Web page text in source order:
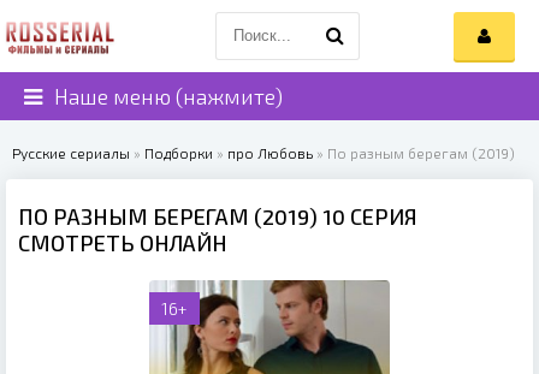
Наше меню (нажмите)
Русские сериалы » Подборки » про Любовь » По разным берегам (2019)
ПО РАЗНЫМ БЕРЕГАМ (2019) 10 СЕРИЯ
СМОТРЕТЬ ОНЛАЙН
16+